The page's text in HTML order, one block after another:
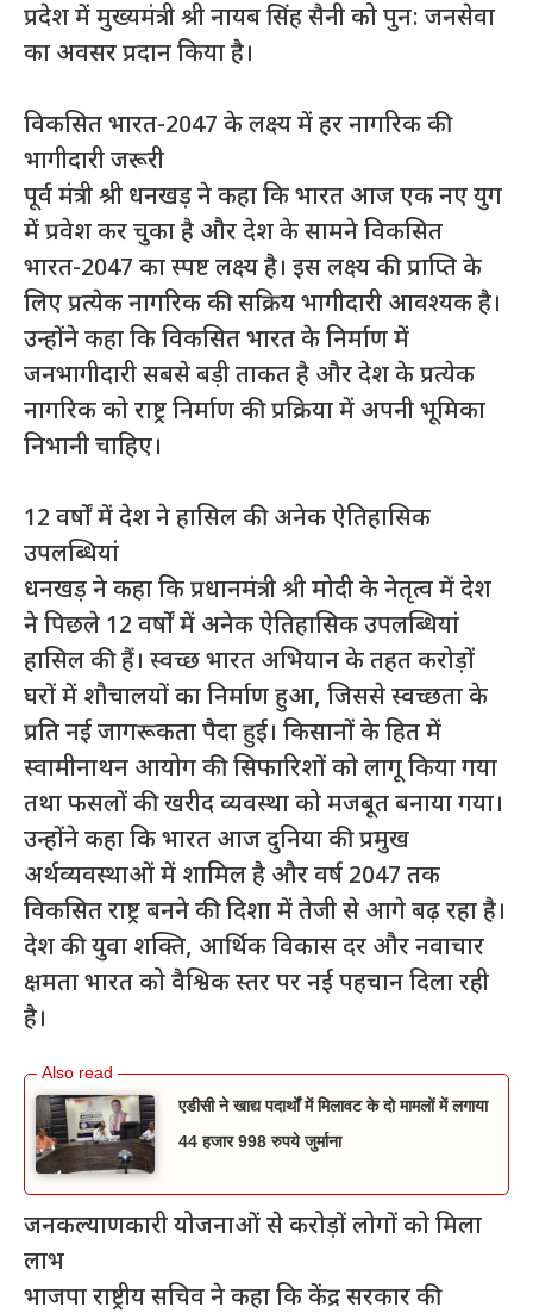
प्रदेश में मुख्यमंत्री श्री नायब सिंह सैनी को पुन: जनसेवा
का अवसर प्रदान किया है।
विकसित भारत-2047 के लक्ष्य में हर नागरिक की
भागीदारी जरूरी
पूर्व मंत्री श्री धनखड़ ने कहा कि भारत आज एक नए युग
में प्रवेश कर चुका है और देश के सामने विकसित
भारत-2047 का स्पष्ट लक्ष्य है। इस लक्ष्य की प्राप्ति के
लिए प्रत्येक नागरिक की सक्रिय भागीदारी आवश्यक है।
उन्होंने कहा कि विकसित भारत के निर्माण में
जनभागीदारी सबसे बड़ी ताकत है और देश के प्रत्येक
नागरिक को राष्ट्र निर्माण की प्रक्रिया में अपनी भूमिका
निभानी चाहिए।
12 वर्षों में देश ने हासिल की अनेक ऐतिहासिक
उपलब्धियां
धनखड़ ने कहा कि प्रधानमंत्री श्री मोदी के नेतृत्व में देश
ने पिछले 12 वर्षों में अनेक ऐतिहासिक उपलब्धियां
हासिल की हैं। स्वच्छ भारत अभियान के तहत करोड़ों
घरों में शौचालयों का निर्माण हुआ, जिससे स्वच्छता के
प्रति नई जागरूकता पैदा हुई। किसानों के हित में
स्वामीनाथन आयोग की सिफारिशों को लागू किया गया
तथा फसलों की खरीद व्यवस्था को मजबूत बनाया गया।
उन्होंने कहा कि भारत आज दुनिया की प्रमुख
अर्थव्यवस्थाओं में शामिल है और वर्ष 2047 तक
विकसित राष्ट्र बनने की दिशा में तेजी से आगे बढ़ रहा है।
देश की युवा शक्ति, आर्थिक विकास दर और नवाचार
क्षमता भारत को वैश्विक स्तर पर नई पहचान दिला रही
है।
एडीसी ने खाद्य पदार्थों में मिलावट के दो मामलों में लगाया
44 हजार 998 रुपये जुर्माना
जनकल्याणकारी योजनाओं से करोड़ों लोगों को मिला
लाभ
भाजपा राष्ट्रीय सचिव ने कहा कि केंद्र सरकार की